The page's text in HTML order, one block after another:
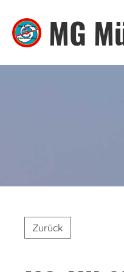
MG
Zurück